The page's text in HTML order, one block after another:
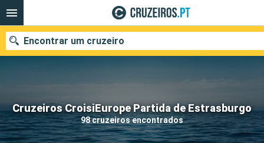
Cruzeiros CroisiEurope Partida de Estrasburgo
98 cruzeiros encontrados
Encontrar um cruzeiro
Quando ir?
Data de partida